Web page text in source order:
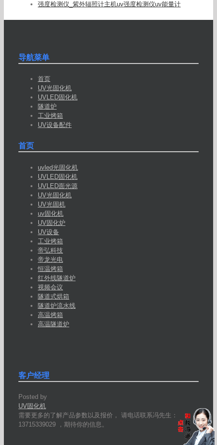
强度检测仪_紫外辐照计主机uv强度检测仪uv能量计
导航菜单
首页
UV光固化机
UVLED固化机
隧道炉
工业烤箱
UV设备配件
首页
uvled光固化机
UVLED固化机
UVLED面光源
UV光固化机
UV光固机
uv固化机
UV固化炉
UV设备
工业烤箱
帝弘科技
帝龙光电
恒温烤箱
红外线隧道炉
视频会议
隧道式烘箱
隧道炉流水线
高温烤箱
高温隧道炉
客户经理
Posted by
UV固化机
需要更多的了解产品参数以及报价， 请电话联系冯先生：
13715339029 ，期待你的信息。